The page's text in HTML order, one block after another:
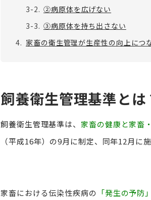
3-2. ②病原体を広げない
3-3. ③病原体を持ち出さない
4. 家畜の衛生管理が生産性の向上につ
飼養衛生管理基準とは
飼養衛生管理基準は、 家畜の健康と家畜
（平成16年）の9月に制定、同年12月に
家畜における伝染性疾病の 「発生の予防」